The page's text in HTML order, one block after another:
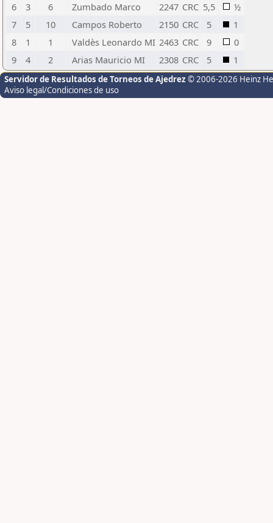
6
3 6 Zumbado Marco 2247 CRC 5,5
½
7
5 10 Campos Roberto 2150 CRC 5
1
8
1 1 Valdès Leonardo MI 2463 CRC 9
0
9
4 2 Arias Mauricio MI 2308 CRC 5 1
Servidor de Resultados de Torneos de Ajedrez © 2006-2026 Heinz
Aviso legal/Condiciones de uso